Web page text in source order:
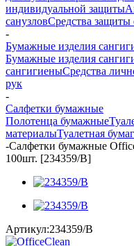
индивидуальной защиты
санузловСредства защиты
-
Бумажные изделия
Бумажные изделия
сангигиеныСредства
рук
-
Салфетки бумажные
Полотенца бумажные
материалыТуалетная
-Салфетки бумажные
100шт. [234359/В]
Артикул:234359/В